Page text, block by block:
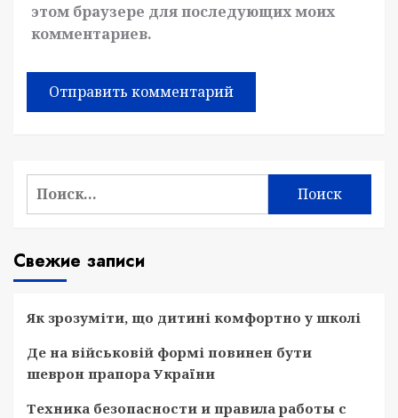
этом браузере для последующих моих
комментариев.
Найти:
Свежие записи
Як зрозуміти, що дитині комфортно у школі
Де на військовій формі повинен бути
шеврон прапора України
Техника безопасности и правила работы с